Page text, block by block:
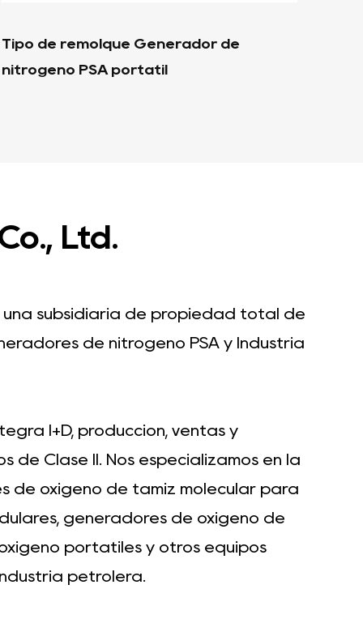
Serie HDFC Generador de nitrógeno de
purificación de hidrógeno
Ltd.
una subsidiaria de propiedad total de
de nitrógeno PSA y Industria
I+D, producción, ventas y
de Clase II. Nos especializamos en la
de oxígeno de tamiz molecular para
generadores de oxígeno de
portátiles y otros equipos
petrolera